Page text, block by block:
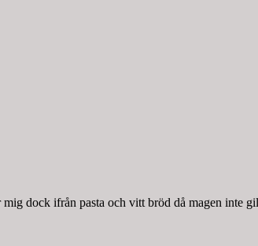
dock ifrån pasta och vitt bröd då magen inte